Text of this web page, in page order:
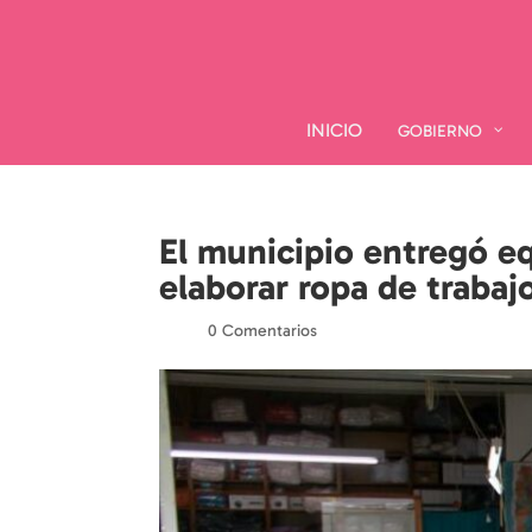
INICIO GOBIERNO
INICIO GOBIERNO
El municipio entregó
elaborar ropa de
|0 Comentarios